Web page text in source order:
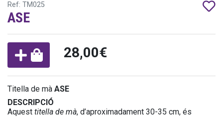
Ref: TM025
ASE
28,00€
Titella de mà ASE
DESCRIPCIÓ
Aquest titella de mà, d’aproximadament 30-35 cm, és